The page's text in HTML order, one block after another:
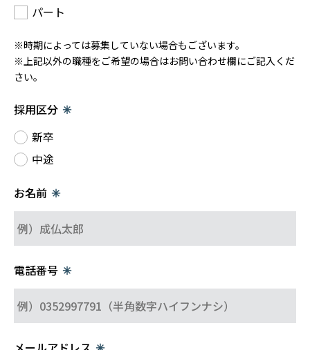
パート
※時期によっては募集していない場合もございます。
※上記以外の職種をご希望の場合はお問い合わせ欄にご記入くだ
さい。
採用区分 ✳︎
新卒
中途
お名前 ✳︎
電話番号 ✳︎